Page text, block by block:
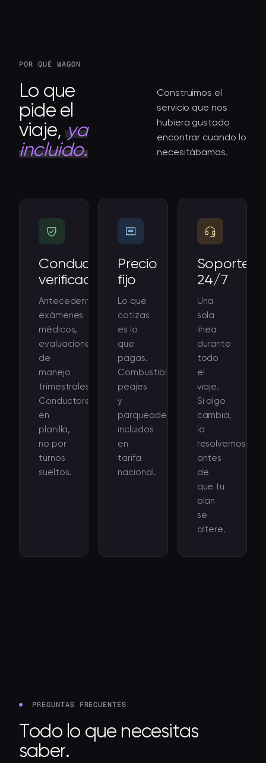
POR QUÉ WAGON
Lo que
pide el
viaje,ya
incluido.
Construimos el
servicio que nos
hubiera gustado
encontrar cuando lo
necesitábamos.
Conductores
verificados
Antecedentes,
exámenes
médicos,
evaluaciones
de
manejo
trimestrales.
Conductores
en
planilla,
no por
turnos
sueltos.
Precio
fijo
Lo que
cotizas
es lo
que
pagas.
Combustible,
peajes
y
parqueaderos
incluidos
en
tarifa
nacional.
Soporte
24/7
Una
sola
línea
durante
todo
el
viaje.
Si algo
cambia,
lo
resolvemos
antes
de
que tu
plan
se
altere.
PREGUNTAS FRECUENTES
Todo lo que necesitas
saber.